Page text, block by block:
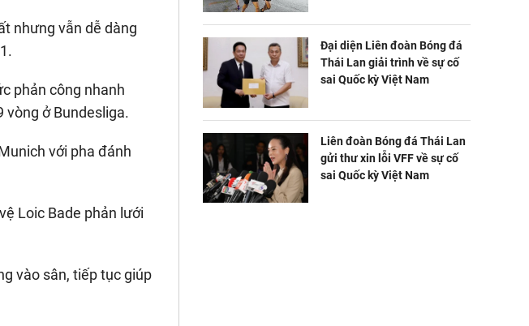
nhưng vẫn dễ dàng
phản công nhanh
ở Bundesliga.
với pha đánh
Loic Bade phản lưới
vào sân, tiếp tục giúp
Đại diện Liên đoàn Bóng đá
Thái Lan giải trình về sự cố
sai Quốc kỳ Việt Nam
Liên đoàn Bóng đá Thái Lan
gửi thư xin lỗi VFF về sự cố
sai Quốc kỳ Việt Nam